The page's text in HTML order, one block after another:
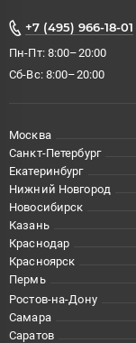
+7 (495) 966-18-01
Пн-Пт: 8:00–20:00
Сб-Вс: 8:00–20:00
Москва
Санкт-Петербург
Екатеринбург
Нижний Новгород
Новосибирск
Казань
Краснодар
Красноярск
Пермь
Ростов-на-Дону
Самара
Саратов